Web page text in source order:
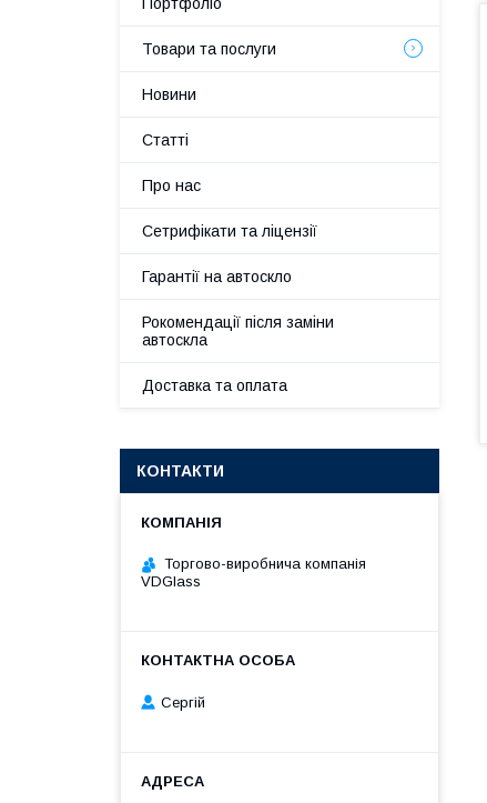
Товари та послуги
Новини
Статті
Про нас
Сетрифікати та ліцензії
Гарантії на автоскло
Рокомендації після заміни
автоскла
Доставка та оплата
КОНТАКТИ
Торгово-виробнича компанія
VDGlass
Сергій